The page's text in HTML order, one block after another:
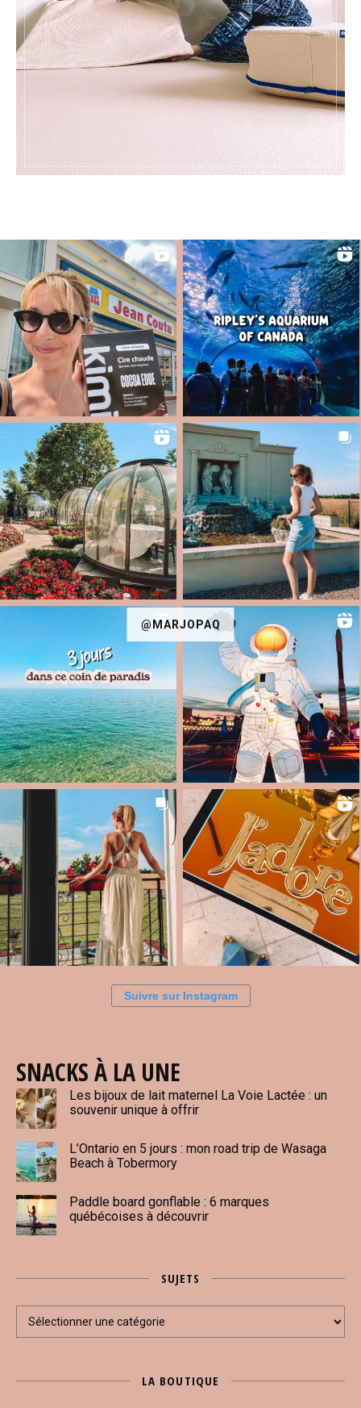
@MARJOPAQ
Suivre sur Instagram
SNACKS À LA UNE
Les bijoux de lait maternel La Voie Lactée : un
souvenir unique à offrir
L’Ontario en 5 jours : mon road trip de Wasaga
Beach à Tobermory
Paddle board gonflable : 6 marques
québécoises à découvrir
SUJETS
Sujets
LA BOUTIQUE